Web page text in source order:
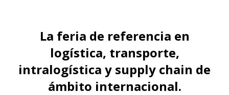
La feria de referencia en
logística, transporte,
intralogística y supply chain de
ámbito internacional.